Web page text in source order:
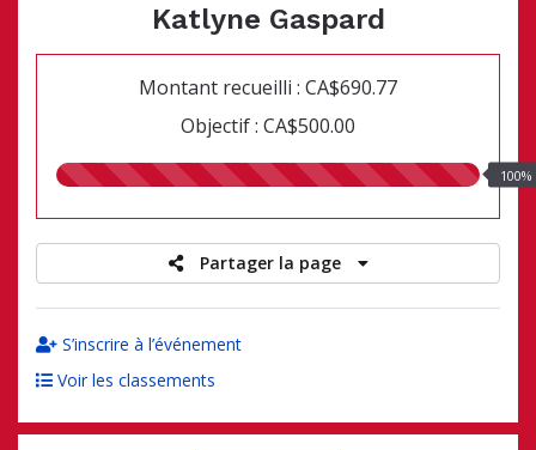
Katlyne Gaspard
Montant recueilli : CA$690.77
Objectif : CA$500.00
100.00%
100%
Partager la page
S’inscrire à l’événement
Voir les classements